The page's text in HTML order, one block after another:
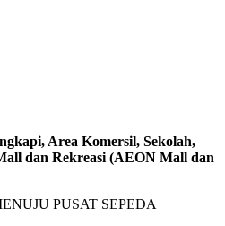
Area Komersil, Sekolah,
dan Rekreasi (AEON Mall dan
PUSAT SEPEDA